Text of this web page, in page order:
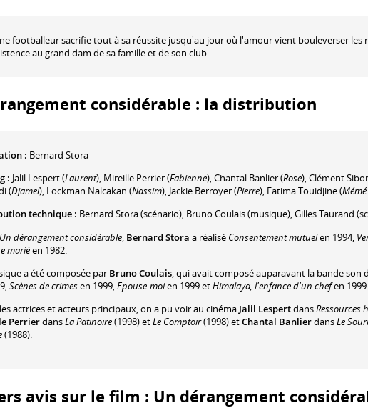
footballeur sacrifie tout à sa réussite jusqu'au jour où l'amour vient bouleverser les
au grand dam de sa famille et de son club.
considérable : la distribution
: Bernard Stora
: Jalil Lespert(Laurent), Mireille Perrier(Fabienne),Chantal Banlier(Rose),Clément
(Djamel), Lockman Nalcakan (Nassim), Jackie Berroyer(Pierre), Fatima Touidjine(
technique : Bernard Stora(scénario), Bruno Coulais(musique),Gilles Taurand
Un dérangement considérable, Bernard Stora a réalisé Consentement mutuelen 1994,
mariéen 1982.
a été composée par Bruno Coulais, qui avait composé auparavant la bande son
Scènes de crimesen 1999,Epouse-moien 1999 etHimalaya, l'enfance d'un chefen 1999.
actrices et acteurs principaux, on a pu voir au cinéma Jalil LespertdansRessources
PerrierdansLa Patinoire(1998) etLe Comptoir(1998) etChantal BanlierdansLe
(1988).
avis sur le film : Un dérangement